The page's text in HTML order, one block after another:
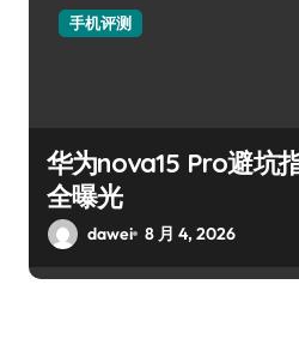
手机评测
华为nova15 Pro避坑
全曝光
dawei 8 月 4, 2026